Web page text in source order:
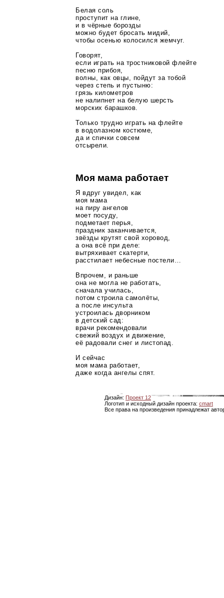
Белая соль
проступит на глине,
и в чёрные борозды
можно будет бросать мидий,
чтобы осенью колосился жемчуг.
Говорят,
если играть на тростниковой флейте
песню прибоя,
волны, как овцы, пойдут за тобой
через степь и пустыню:
грязь километров
не налипнет на белую шерсть
морских барашков.
Только трудно играть на флейте
в водолазном костюме,
да и спички совсем
отсырели.
Моя мама работает
Я вдруг увидел, как
моя мама
на пиру ангелов
моет посуду,
подметает перья,
праздник заканчивается,
звёзды крутят свой хоровод,
а она всё при деле:
вытряхивает скатерти,
расстилает небесные постели…
Впрочем, и раньше
она не могла не работать,
сначала училась,
потом строила самолёты,
а после инсульта
устроилась дворником
в детский сад:
врачи рекомендовали
свежий воздух и движение,
её радовали снег и листопад.
И сейчас
моя мама работает,
даже когда ангелы спят.
Дизайн: Проект 12
Логотип и исходный дизайн проекта: cmart
Все права на произведения принадлежат